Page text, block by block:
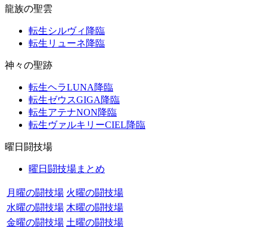
龍族の聖雲
転生シルヴィ降臨
転生リューネ降臨
神々の聖跡
転生ヘラLUNA降臨
転生ゼウスGIGA降臨
転生アテナNON降臨
転生ヴァルキリーCIEL降臨
曜日闘技場
曜日闘技場まとめ
月曜の闘技場 火曜の闘技場
水曜の闘技場 木曜の闘技場
金曜の闘技場 土曜の闘技場